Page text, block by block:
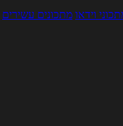
וידאו מתכונים עשירים